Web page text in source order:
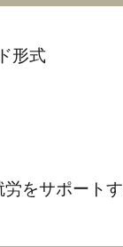
形式
をサポート